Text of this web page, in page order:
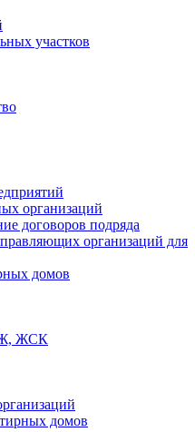
участков
организаций
договоров подряда
организаций для
домов
ЖСК
домов